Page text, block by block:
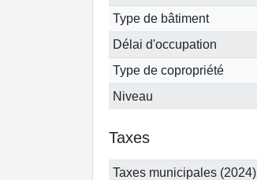
Type de bâtiment
Délai d'occupation
Type de copropriété
Niveau
Taxes
Taxes municipales (2024)